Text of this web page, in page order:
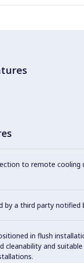
to remote cooling
by a third party notified
in flush
cleanability and